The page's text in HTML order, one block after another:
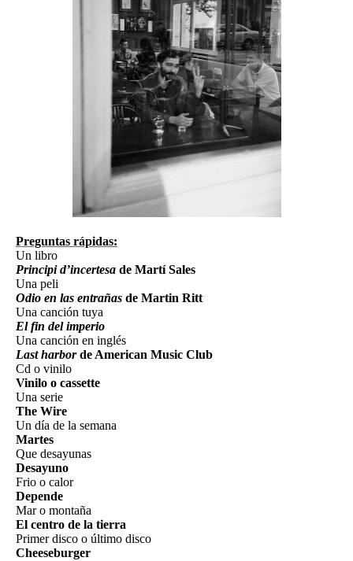
Preguntas rápidas:
Un libro
Principi d’incertesa de Martí Sales
Una peli
Odio en las entrañas de Martin Ritt
Una canción tuya
El fin del imperio
Una canción en inglés
Last harborde American Music Club
Cd o vinilo
Vinilo o cassette
Una serie
The Wire
Un día de la semana
Martes
Que desayunas
Desayuno
Frio o calor
Depende
Mar o montaña
El centro de la tierra
Primer disco o último disco
Cheeseburger